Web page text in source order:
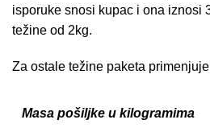
isporuke snosi kupac i ona iznosi
težine od 2kg.
Za ostale težine paketa
Masa pošiljke u kilogramima